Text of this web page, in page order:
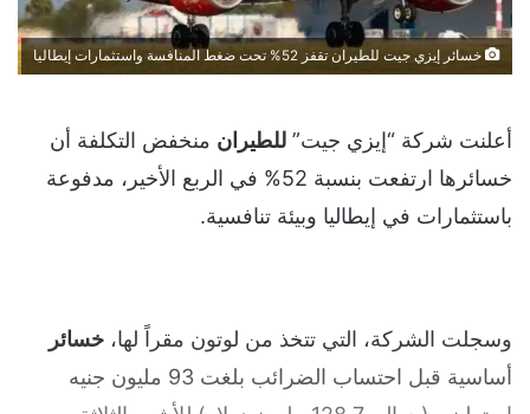
خسائر إيزي جيت للطيران تقفز 52% تحت ضغط المنافسة واستثمارات إيطاليا
أعلنت شركة “إيزي جيت” للطيران منخفض التكلفة أن
خسائرها ارتفعت بنسبة 52% في الربع الأخير، مدفوعة
باستثمارات في إيطاليا وبيئة تنافسية.
وسجلت الشركة، التي تتخذ من لوتون مقراً لها، خسائر
أساسية قبل احتساب الضرائب بلغت 93 مليون جنيه